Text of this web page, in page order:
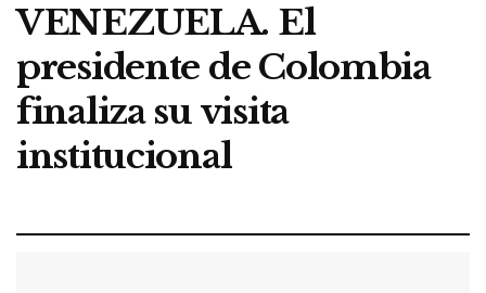
VENEZUELA. El
presidente de Colombia
finaliza su visita
institucional